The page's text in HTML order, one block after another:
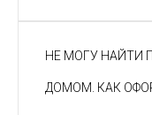
НЕ МОГУ НАЙТИ
ДОМОМ. КАК